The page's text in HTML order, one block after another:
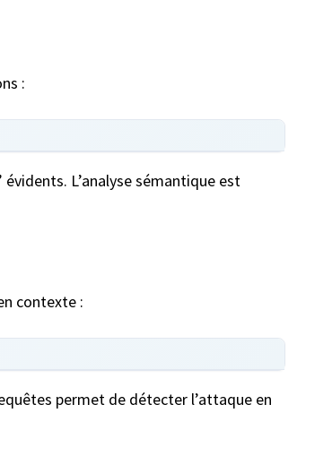
:
L’analyse sémantique est
contexte :
permet de détecter l’attaque en